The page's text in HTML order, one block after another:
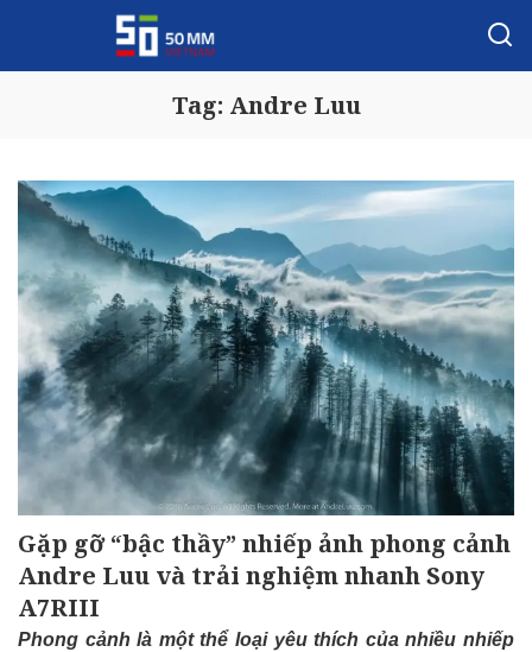
Tag: Andre Luu
Gặp gỡ “bậc thầy” nhiếp ảnh phong cảnh
Andre Luu và trải nghiệm nhanh Sony
A7RIII
Phong cảnh là một thể loại yêu thích của nhiều nhiếp